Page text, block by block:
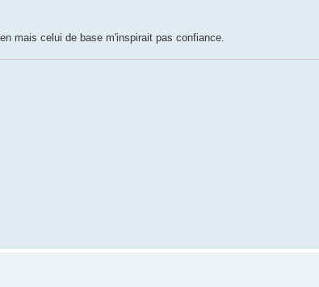
mais celui de base m'inspirait pas confiance.